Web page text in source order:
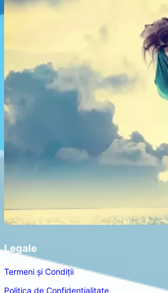
Legale
Termeni și Condiții
Politica de Confidențialitate